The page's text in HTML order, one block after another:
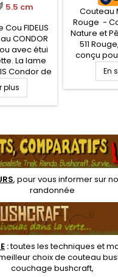
5.5 cm
FIDELIS
CONDOR
avec étui
La lame
Condor de
haute
est
époxy
plus
Couteau
Rouge -
Nature et
511
conçu
survie et
nature.
511
En
, pour vous informer sur
randonnée
:toutes les techniques et
choix de couteau
couchage bushcraft,